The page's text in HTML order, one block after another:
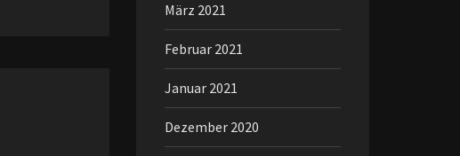
März 2021
Februar 2021
Januar 2021
Dezember 2020